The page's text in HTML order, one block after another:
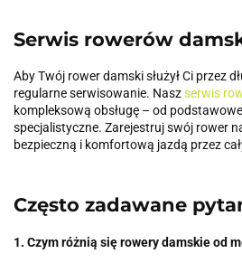
Serwis rowerów
Aby Twój rower damski służył Ci przez
regularne serwisowanie. Naszserwis
kompleksową obsługę – od
specjalistyczne. Zarejestruj swój rower
bezpieczną i komfortową jazdą przez
Często zadawane
1. Czym różnią się rowery damskie od